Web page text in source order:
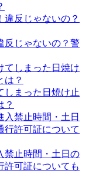
反じゃないの？警
しまった日焼け止
？
禁止時間・土日の
許可証についても